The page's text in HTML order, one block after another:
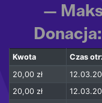
—
Kwota Czas
20,00 zł
20,00 zł